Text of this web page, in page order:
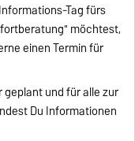
Tag fürs
möchtest,
einen Termin für
und für alle zur
Du Informationen